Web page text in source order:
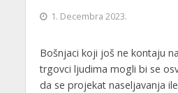
1. Decembra 2023.
Bošnjaci koji još ne kontaju
trgovci ljudima mogli bi se
da se projekat naseljavanja